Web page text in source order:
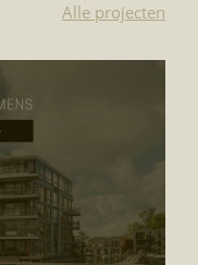
Alle projecten